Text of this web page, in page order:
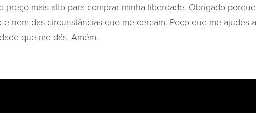
preço mais alto para comprar minha liberdade. Obrigado porque
nem das circunstâncias que me cercam. Peço que me ajudes a
que me dás. Amém.